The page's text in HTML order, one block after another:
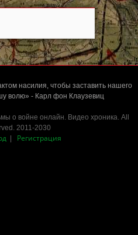
насилия, чтобы заставить нашего
волю» - Карл фон Клаузевиц
о войне онлайн. Видео хроника. All
2011-2030
Регистрация